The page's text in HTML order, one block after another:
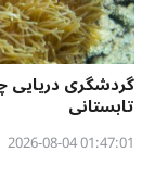
گردشگری دریایی
تابستانی
01:47:01 2026-08-04